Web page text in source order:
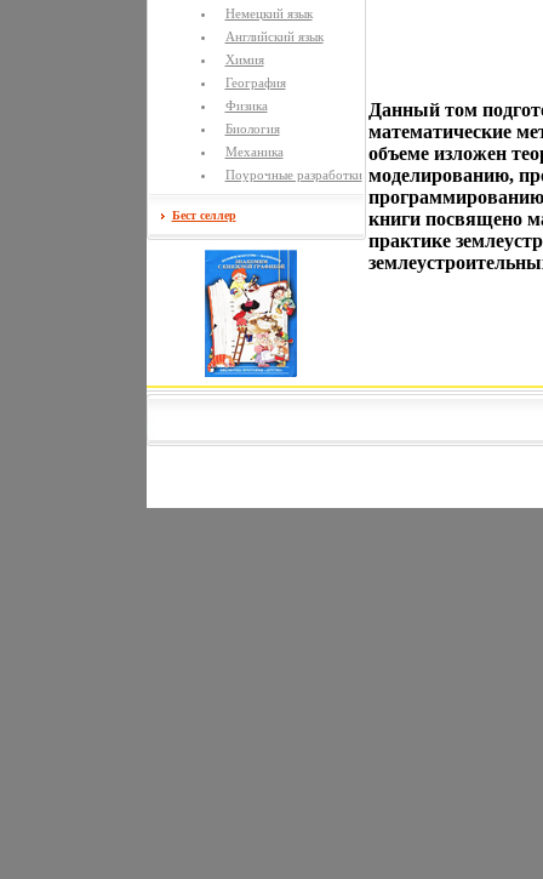
Немецкий язык
Английский язык
Химия
География
Физика
Биология
Механика
Поурочные разработки
Бест селлер
Данный том
математические
объеме изложен
моделированию,
книги посвящено
практике